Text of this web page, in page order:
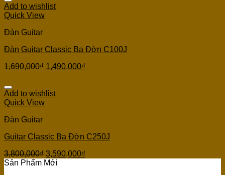
Add to wishlist
Quick View
Đàn Guitar
Đàn Guitar Classic Ba Đờn C100J
1,690,000₫ 1,490,000₫
Add to wishlist
Quick View
Đàn Guitar
Guitar Classic Ba Đờn C250J
3,800,000₫ 3,590,000₫
Sản Phẩm Mới